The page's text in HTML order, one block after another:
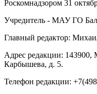
Роскомнадзором 31
Учредитель - МАУ ГО
Главный редактор:
Адрес редакции: 143900,
Карбышева, д. 5.
Телефон редакции: